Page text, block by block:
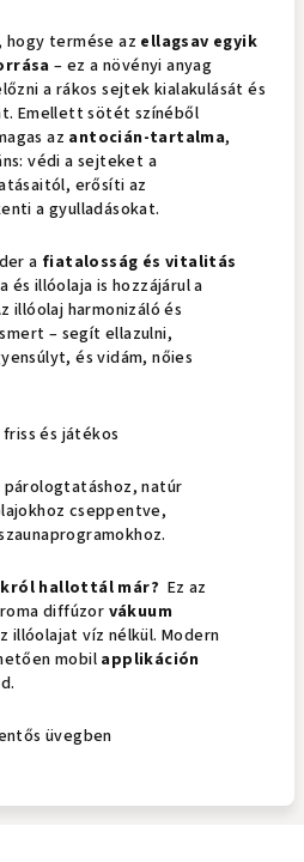
hogy termése az ellagsav egyik
– ez a növényi anyag
a rákos sejtek kialakulását és
Emellett sötét színéből
az antocián-tartalma,
védi a sejteket a
erősíti az
a gyulladásokat.
a fiatalosság és vitalitás
és illóolaja is hozzájárul a
illóolaj harmonizáló és
– segít ellazulni,
és vidám, nőies
és játékos
párologtatáshoz, natúr
cseppentve,
hallottál már? Ez az
diffúzor vákuum
illóolajat víz nélkül. Modern
mobil applikáción
üvegben